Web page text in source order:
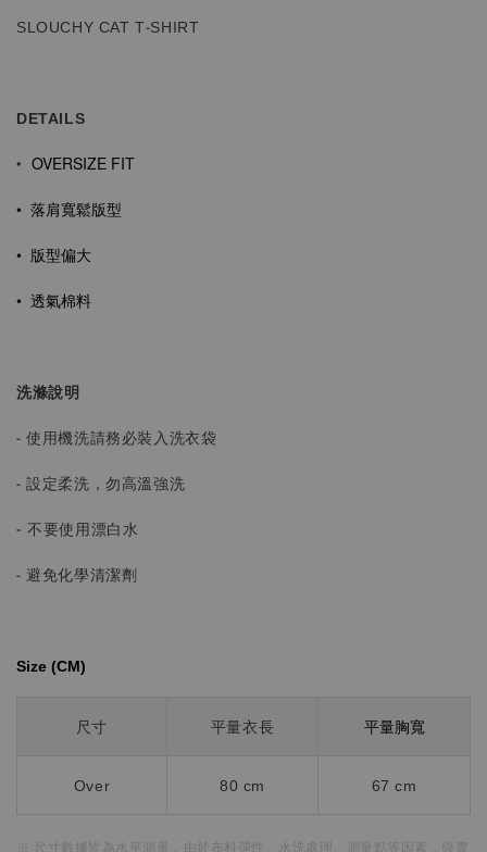
SLOUCHY CAT T-SHIRT
DETAILS
• OVERSIZE FIT
• 落肩寬鬆版型
• 版型偏大
• 透氣棉料
洗滌說明
- 使用機洗請務必裝入洗衣袋
- 設定柔洗，勿高溫強洗
-不要使用漂白水
- 避免化學清潔劑
Size (CM)⁡⁡
尺寸 平量衣長 平量胸寬
Over 80 cm 67 cm
※ 尺寸數據皆為水平測量， 由於布料彈性、水洗處理、測量點等因素，